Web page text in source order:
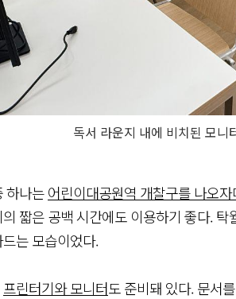
독서 라운지 내에 비치된 모니
하나는어린이대공원역 개찰구를 나오
짧은 공백 시간에도 이용하기 좋다.
는 모습이었다.
프린터기와 모니터도 준비돼 있다. 문서